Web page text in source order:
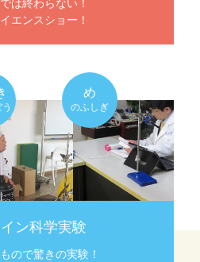
は終わらない！
エンスショー！
ン科学実験
ので驚きの実験！
め
のふしぎ